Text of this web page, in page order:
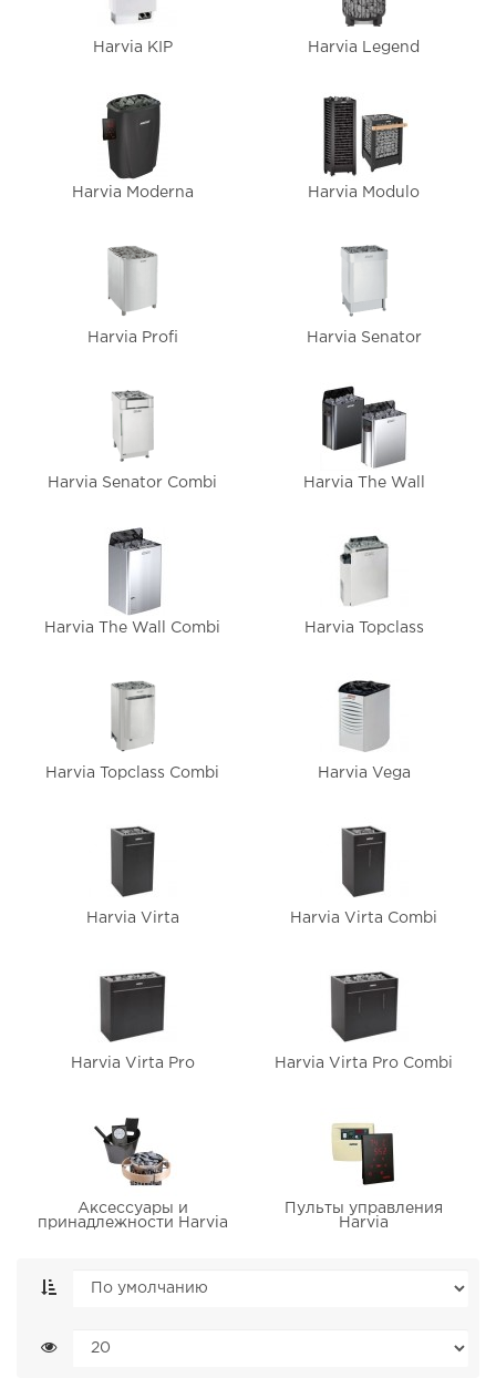
Harvia KIP Harvia Legend
Harvia Moderna Harvia Modulo
Harvia Profi Harvia Senator
Harvia Senator Combi Harvia The Wall
Harvia The Wall Combi Harvia Topclass
Harvia Topclass Combi Harvia Vega
Harvia Virta Harvia Virta Combi
Harvia Virta Pro Harvia Virta Pro Combi
Аксессуары и
принадлежности Harvia
Пульты управления
Harvia